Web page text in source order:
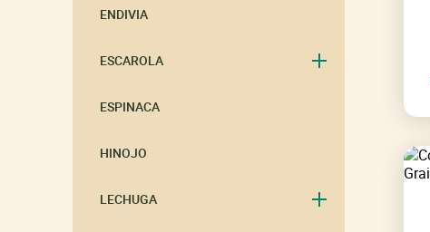
ENDIVIA
ESCAROLA
ESPINACA
HINOJO
LECHUGA